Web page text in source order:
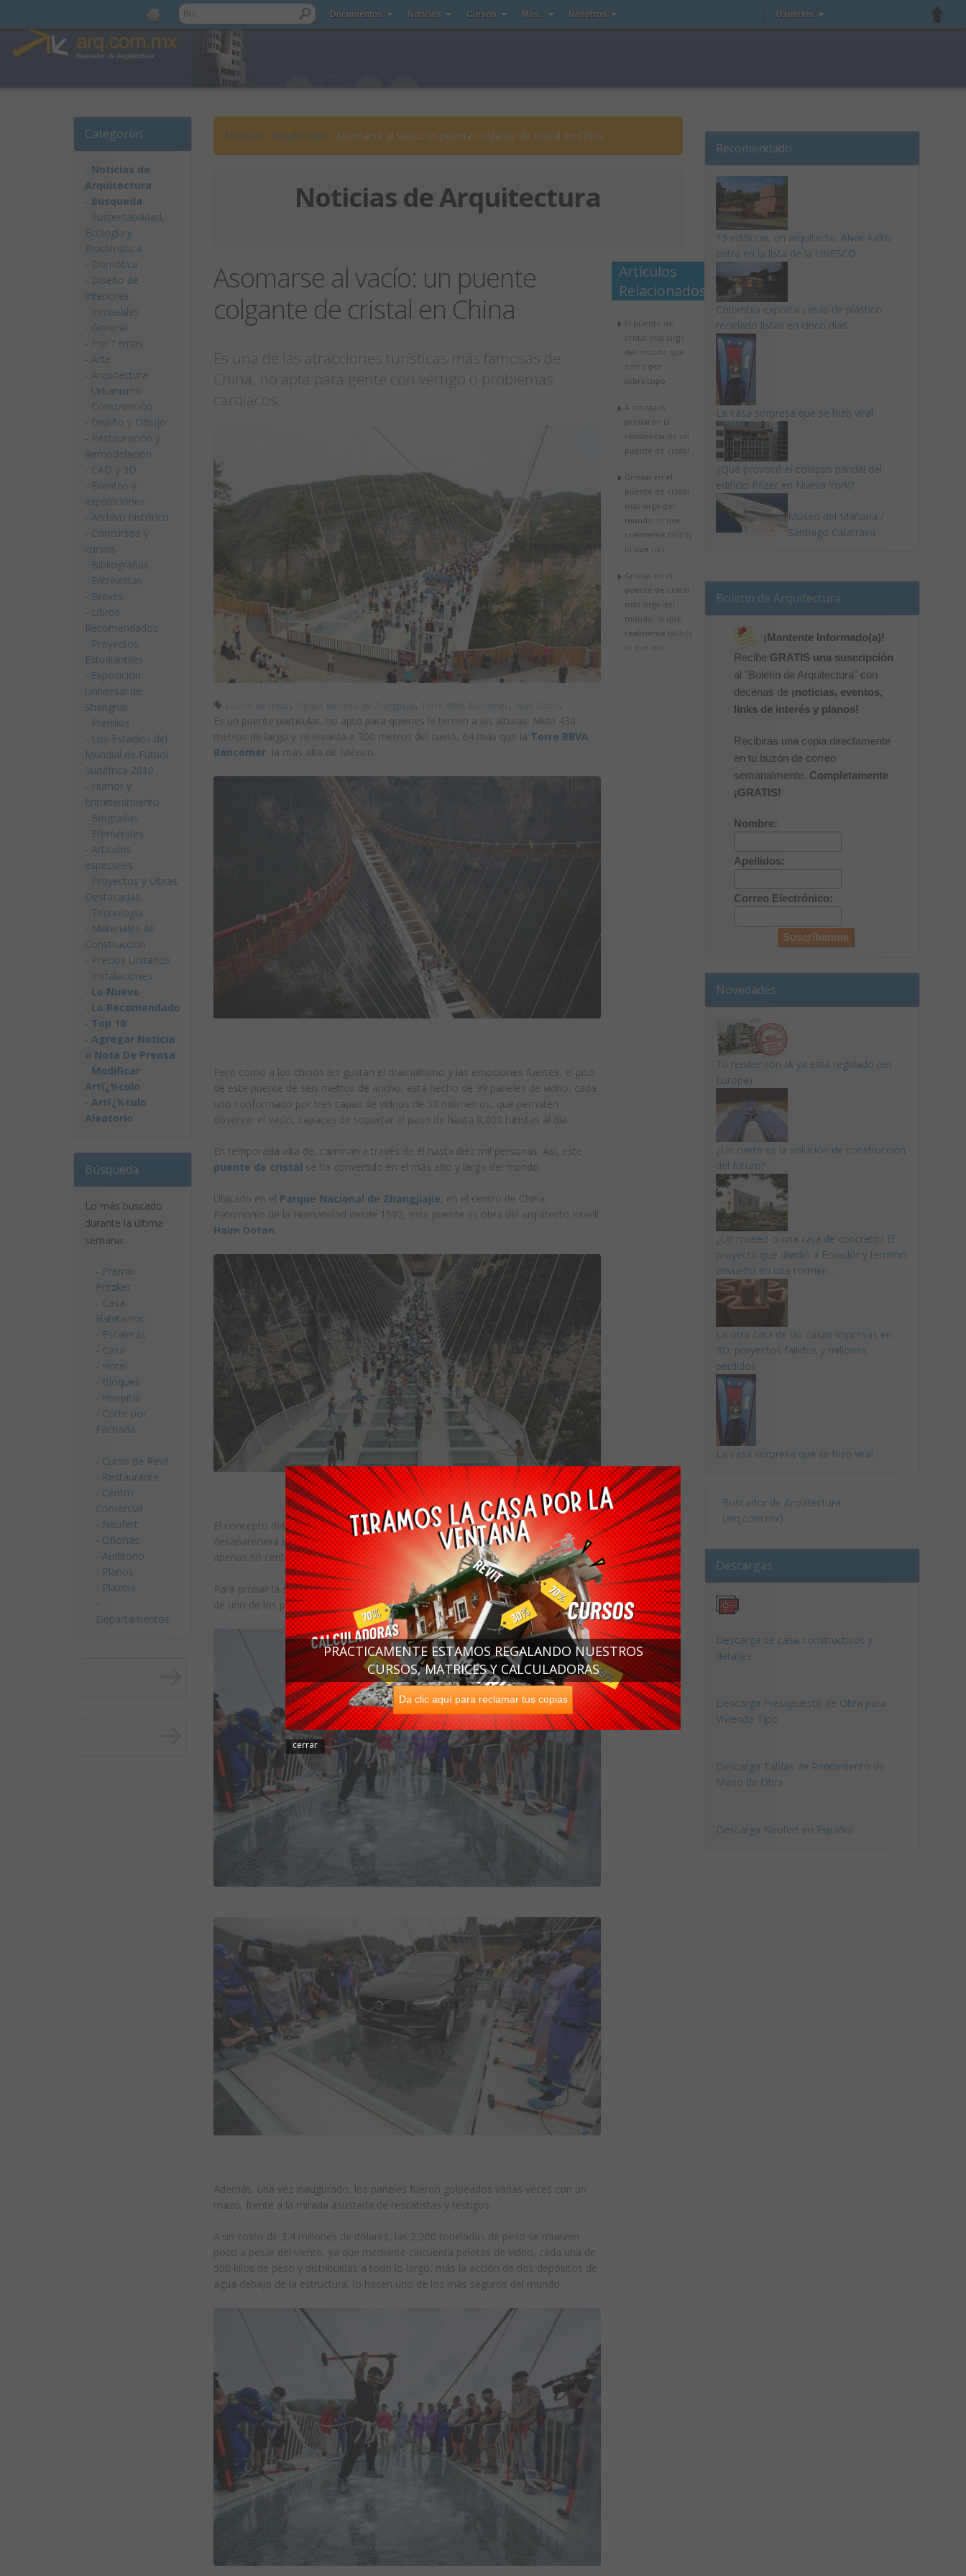
Documentos Noticias Cursos Más.. Nosotros Usuarios
Categorías
- Noticias de
Arquitectura
- Búsqueda
- Sustentabilidad,
Ecologí­a y
Bioclimática
- Domótica
- Diseño de
Interiores
- Inmuebles
- General
- Por Temas
- Arte
- Arquitectura
- Urbanismo
- Construcción
- Diseño y Dibujo
- Restauración y
Remodelación
- CAD y 3D
- Eventos y
exposiciones
- Archivo histórico
- Concursos y
cursos
- Bibliografias
- Entrevistas
- Breves
- Libros
Recomendados
- Proyectos
Estudiantiles
- Exposición
Universal de
Shanghai
- Premios
- Los Estadios del
Mundial de Fútbol
Sudáfrica 2010
- Humor y
Entretenimiento
- Biografías
- Efemérides
- Artículos
especiales
- Proyectos y Obras
Destacadas
- Tecnología
- Materiales de
Construccion
- Precios Unitarios
- Instalaciones
- Lo Nuevo
- Lo Recomendado
- Top 10
- Agregar Noticia
o Nota De Prensa
- Modificar
Artï¿½culo
- Artï¿½culo
Aleatorio
Búsqueda
Lo más buscado
durante la última
semana:
- Premio
Pritzker
- Casa
Habitacion
- Escaleras
- Casa
- Hotel
- Bloques
- Hospital
- Corte por
Fachada
- Curso de Revit
- Restaurante
- Centro
Comercial
- Neufert
- Oficinas
- Auditorio
- Planos
- Plazola
-
Departamentos
Noticias : Arquitectura : Asomarse al vacío: un puente colgante de cristal en China
Noticias de Arquitectura
Asomarse al vacío: un puente
colgante de cristal en China
Es una de las atracciones turísticas más famosas de
China, no apta para gente con vértigo o problemas
cardiacos.
puente de cristal, Parque Nacional de Zhangjiajie, Torre BBVA Bancomer , Haim Dotan,
Es un puente particular, no apto para quienes le temen a las alturas. Mide 430
metros de largo y se levanta a 300 metros del suelo, 64 más que la Torre BBVA
Bancomer, la más alta de México.
Pero como a los chinos les gustan el dramatismo y las emociones fuertes, el piso
de este puente de seis metros de ancho, está hecho de 99 paneles de vidrio, cada
uno conformado por tres capas de vidrios de 50 milímetros, que permiten
observar el vacío, capaces de soportar el paso de hasta 8,000 turistas al día.
En temporada alta de, caminan a través de él hasta diez mil personas. Así, este
puente de cristal se ha convertido en el más alto y largo del mundo.
Ubicado en el Parque Nacional de Zhangjiajie , en el centro de China,
Patrimonio de la Humanidad desde 1992, este puente es obra del arquitecto israelí
Haim Dotan
El concepto del puente, según sus propias palabras, fue “hacerlo invisible y que
desapareciera entre las nubes”. La cubierta del puente es lo más angosta posible:
apenas 60 centímetros de espesor.
Para probar la seguridad del puente, un camión de 40 toneladas pasó por encima
de uno de los paneles. El resultado: apenas una deformación de 2.16 centímetros.
Además, una vez inaugurado, los paneles fueron golpeados varias veces con un
mazo, frente a la mirada asustada de rescatistas y testigos.
A un costo de 3,4 millones de dólares, las 2,200 toneladas de peso se mueven
poco a pesar del viento, ya que mediante cincuenta pelotas de vidrio, cada una de
500 kilos de peso y distribuidas a todo lo largo, más la acción de dos depósitos de
agua debajo de la estructura, lo hacen uno de los más seguros del mundo.
Artículos
Relacionados
El puente de
cristal más largo
del mundo que
cerró por
sobrecupo
A mazazos
probaron la
resistencia de un
puente de cristal
Grietas en el
puente de cristal
más largo del
mundo: lo que
realmente falló (y
lo que no)
Grietas en el
puente de cristal
más largo del
mundo: lo que
realmente falló (y
lo que no)
Recomendado
13 edificios, un arquitecto: Alvar Aalto
entra en la lista de la UNESCO
Colombia exporta casas de plástico
reciclado listas en cinco días
La casa sorpresa que se hizo viral
¿Qué provocó el colapso parcial del
edificio Pfizer en Nueva York?
Museo del Mañana /
Santiago Calatrava
Boletín de Arquitectura
¡Mantente Informado(a)!
Recibe GRATIS una suscripción
al "Boletín de Arquitectura" con
decenas de ¡noticias, eventos,
links de interés y planos!
Recibirás una copia directamente
en tu buzón de correo
semanalmente. Completamente
¡GRATIS!
Nombre:
Apellidos:
Correo Electrónico:
Novedades
Tu render con IA ya está regulado (en
Europa)
¿Un cierre es la solución de construcción
del futuro?
¿Un museo o una caja de concreto? El
proyecto que dividió a Ecuador y terminó
envuelto en una tormen...
La otra cara de las casas impresas en
3D: proyectos fallidos y millones
perdidos
La casa sorpresa que se hizo viral
Buscador de Arquitectura
(arq.com.mx)
Descargas
Descarga de casa constructivos y
detalles
Descarga Presupuesto de Obra para
Vivienda Tipo
Descarga Tablas de Rendimiento de
Mano de Obra
Descarga Neufert en Español
cerrar
Da clic aquí para reclamar tus copias
PRÁCTICAMENTE ESTAMOS REGALANDO NUESTROS
CURSOS, MATRICES Y CALCULADORAS